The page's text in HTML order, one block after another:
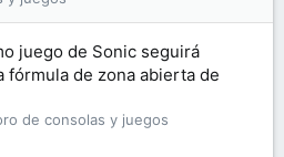
juego de Sonic seguirá
fórmula de zona abierta de
de consolas y juegos